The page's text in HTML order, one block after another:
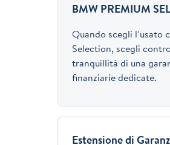
BMW PREMIUM
Quando scegli l’usato
Selection, scegli
tranquillità di una
finanziarie dedicate.
Estensione di